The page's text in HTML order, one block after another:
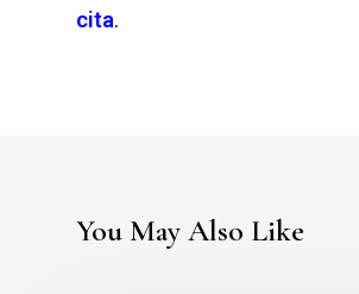
cita.
You May Also Like